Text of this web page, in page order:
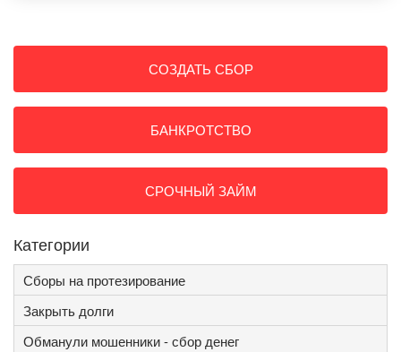
СОЗДАТЬ СБОР
БАНКРОТСТВО
СРОЧНЫЙ ЗАЙМ
Категории
Сборы на протезирование
Закрыть долги
Обманули мошенники - сбор денег